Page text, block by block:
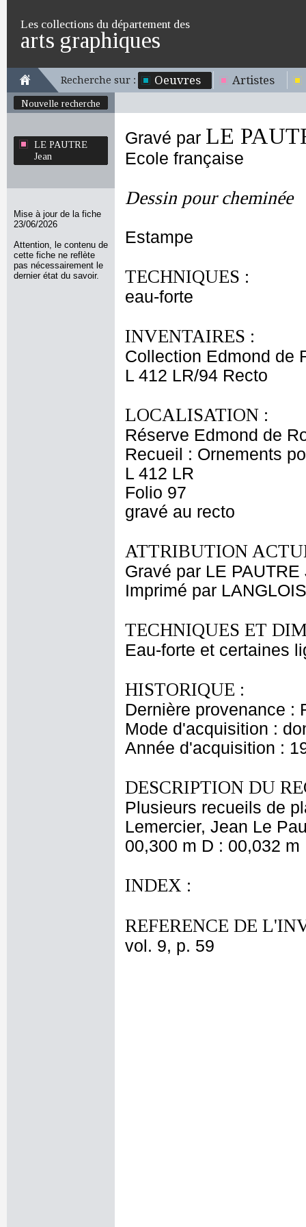
Les collections du département des
arts graphiques
Recherche sur : Oeuvres Artistes
Nouvelle recherche
LE PAUTRE
Jean
Mise à jour de la fiche
23/06/2026
Attention, le contenu de
cette fiche ne reflète
pas nécessairement le
dernier état du savoir.
Gravé par LE
Ecole française
Dessin pour cheminée
Estampe
TECHNIQUES :
eau-forte
INVENTAIRES :
Collection Edmond de
L 412 LR/94 Recto
LOCALISATION :
Réserve Edmond de
Recueil : Ornements
L 412 LR
Folio 97
gravé au recto
ATTRIBUTION
Gravé par LE PAUTRE
Imprimé par
TECHNIQUES ET
Eau-forte et certaines
HISTORIQUE :
Dernière provenance :
Mode d'acquisition :
Année d'acquisition :
DESCRIPTION DU
Plusieurs recueils de
Lemercier, Jean Le
00,300 m D : 00,032
INDEX :
REFERENCE DE
vol. 9, p. 59